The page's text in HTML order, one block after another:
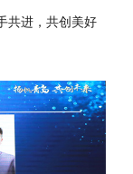
共进，共创美好